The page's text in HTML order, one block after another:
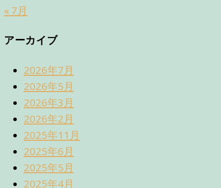
« 7月
アーカイブ
2026年7月
2026年5月
2026年3月
2026年2月
2025年11月
2025年6月
2025年5月
2025年4月